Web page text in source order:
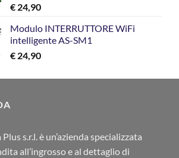
€ 24,90
Modulo INTERRUTTORE WiFi
intelligente AS-SM1
€ 24,90
s.r.l. è un’azienda specializzata
all’ingrosso e al dettaglio di